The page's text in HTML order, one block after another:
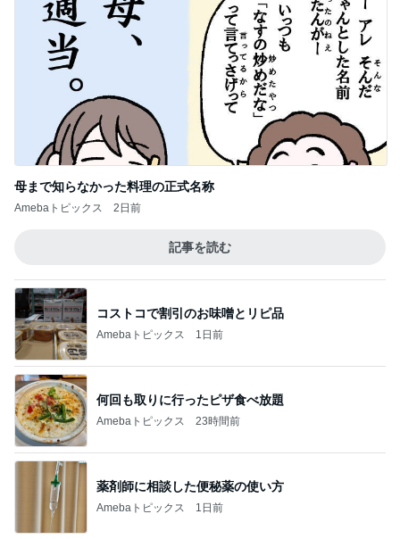
母まで知らなかった料理の正式名称
Amebaトピックス 2日前
記事を読む
コストコで割引のお味噌とリピ品
Amebaトピックス 1日前
何回も取りに行ったピザ食べ放題
Amebaトピックス 23時間前
薬剤師に相談した便秘薬の使い方
Amebaトピックス 1日前